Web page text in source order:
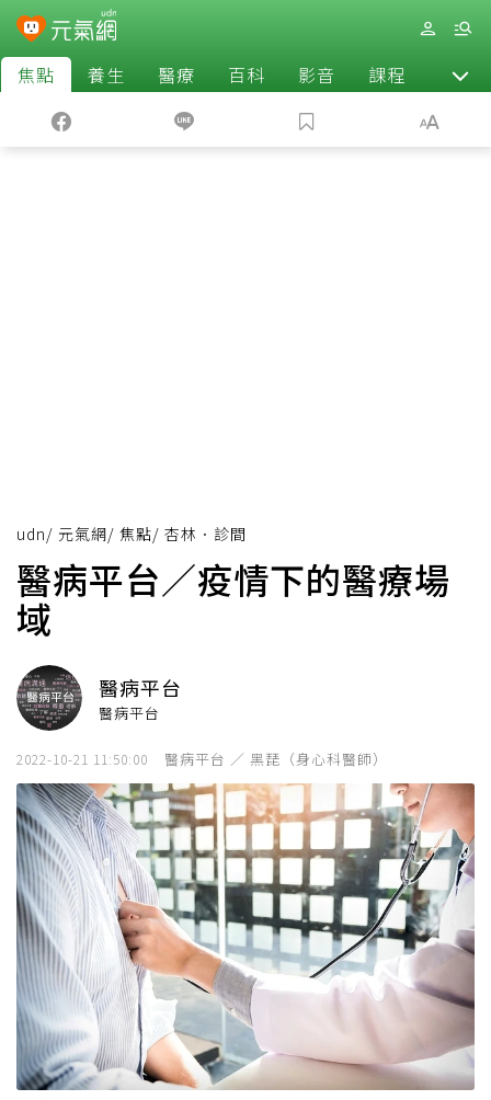
焦點 養生 醫療 百科 影音 課程 退休
udn/ 元氣網/ 焦點/ 杏林．診間
醫病平台／疫情下的醫療場
域
醫病平台
醫病平台
2022-10-21 11:50:00 醫病平台 ／ 黑琵（身心科醫師）